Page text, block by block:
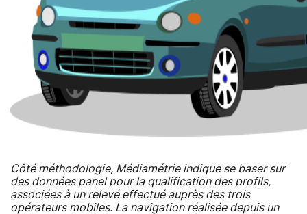
Côté méthodologie, Médiamétrie indique se baser sur
des données panel pour la qualification des profils,
associées à un relevé effectué auprès des trois
opérateurs mobiles. La navigation réalisée depuis un